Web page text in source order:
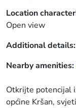
Location
Open view
Additional details:
Nearby amenities:
Otkrijte potencijal
općine Kršan,